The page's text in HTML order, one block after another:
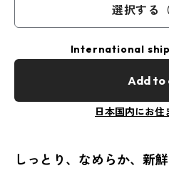
選択する
International
Add to
日本国内にお住
しっとり、なめらか、新